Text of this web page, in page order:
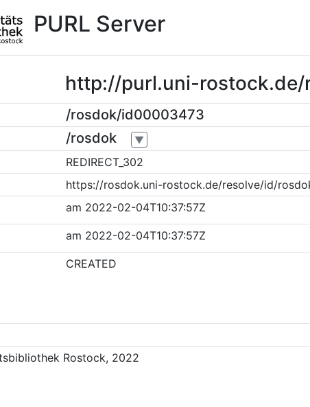
PURL Server
http://purl.uni-
/rosdok/id00003473
/rosdok ▼
REDIRECT_302
https://rosdok.uni-rostock.de/resolve/id/
am 2022-02-04T10:37:57Z
am 2022-02-04T10:37:57Z
CREATED
Rostock, 2022